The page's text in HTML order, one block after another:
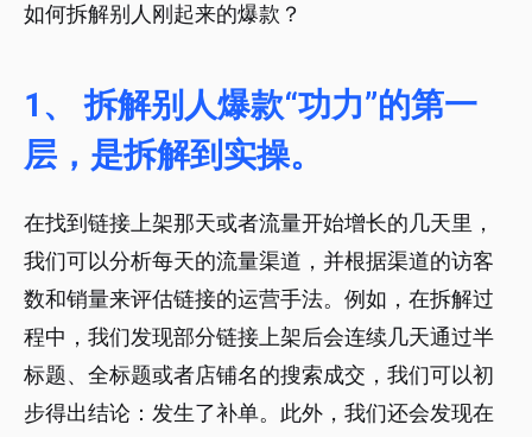
如何拆解别人刚起来的爆款？
1、 拆解别人爆款“功力”的第一
层，是拆解到实操。
在找到链接上架那天或者流量开始增长的几天里，
我们可以分析每天的流量渠道，并根据渠道的访客
数和销量来评估链接的运营手法。例如，在拆解过
程中，我们发现部分链接上架后会连续几天通过半
标题、全标题或者店铺名的搜索成交，我们可以初
步得出结论：发生了补单。此外，我们还会发现在